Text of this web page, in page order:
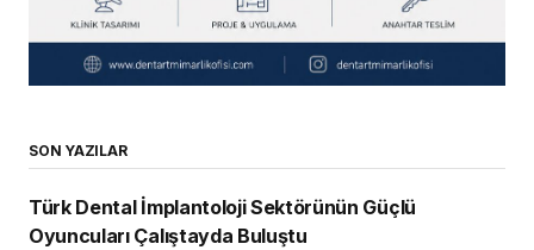
SON YAZILAR
Türk Dental İmplantoloji Sektörünün Güçlü
Oyuncuları Çalıştayda Buluştu